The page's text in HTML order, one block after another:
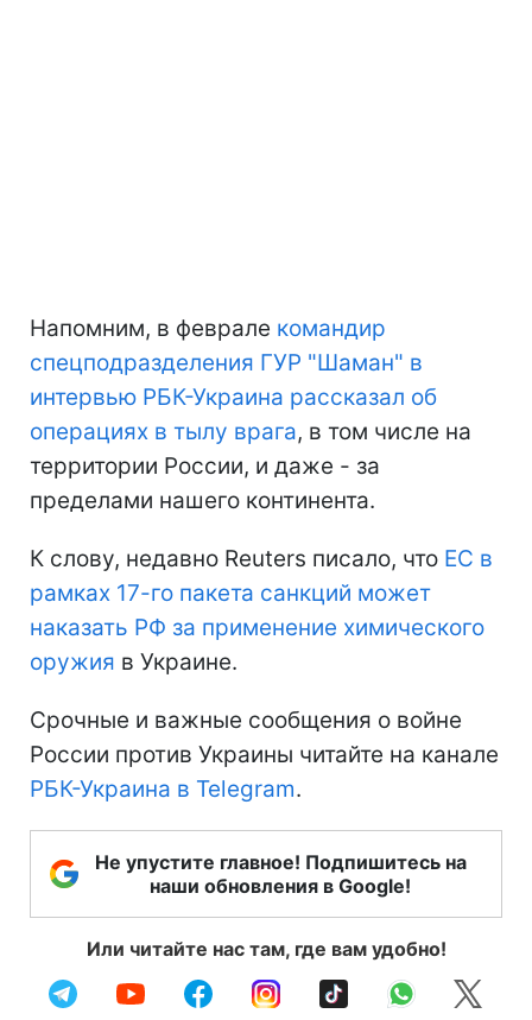
Напомним, в феврале командир
спецподразделения ГУР "Шаман" в
интервью РБК-Украина рассказал об
операциях в тылу врага, в том числе на
территории России, и даже - за
пределами нашего континента.
К слову, недавно Reuters писало, что ЕС в
рамках 17-го пакета санкций может
наказать РФ за применение химического
оружия в Украине.
Срочные и важные сообщения о войне
России против Украины читайте на канале
РБК-Украина в Telegram.
Не упустите главное! Подпишитесь на
наши обновления в Google!
Или читайте нас там, где вам удобно!